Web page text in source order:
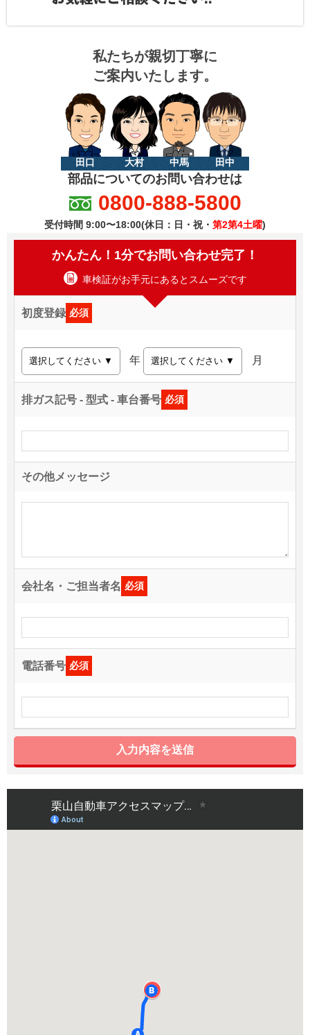
私たちが親切丁寧に
ご案内いたします。
田口 大村 中馬 田中
部品についてのお問い合わせは
0800-888-5800
受付時間 9:00〜18:00(休日：日・祝・ 第2第4土曜)
かんたん！1分でお問い合わせ完了！
車検証がお手元にあるとスムーズです
初度登録 必須
年 月
排ガス記号 - 型式 - 車台番号 必須
その他メッセージ
会社名・ご担当者名 必須
電話番号 必須
入力内容を送信